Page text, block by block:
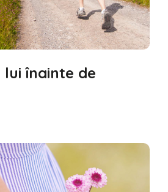
înainte de